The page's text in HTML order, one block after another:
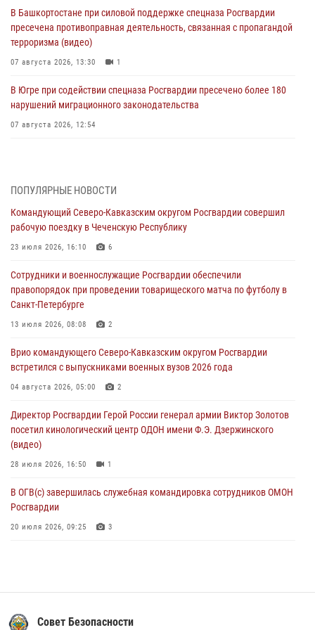
В Башкортостане при силовой поддержке спецназа Росгвардии
пресечена противоправная деятельность, связанная с пропагандой
терроризма (видео)
07 августа 2026, 13:30 1
В Югре при содействии спецназа Росгвардии пресечено более 180
нарушений миграционного законодательства
07 августа 2026, 12:54
Росгвардии (видео)
07 августа 2026, 12:20
ветераны военной контрразведки почтили память Николая
Кузнецова
07 августа 2026, 12:00
выпуска «Легенды армии с Александром Маршалом»
07 августа 2026, 12:00
Смольного собора в Санкт-Петербурге (видео)
3 1
ПОПУЛЯРНЫЕ НОВОСТИ
Командующий Северо-Кавказским округом Росгвардии совершил
рабочую поездку в Чеченскую Республику
23 июля 2026, 16:10 6
Сотрудники и военнослужащие Росгвардии обеспечили
правопорядок при проведении товарищеского матча по футболу в
Санкт-Петербурге
13 июля 2026, 08:08 2
Врио командующего Северо-Кавказским округом Росгвардии
встретился с выпускниками военных вузов 2026 года
04 августа 2026, 05:00 2
Директор Росгвардии Герой России генерал армии Виктор Золотов
посетил кинологический центр ОДОН имени Ф.Э. Дзержинского
(видео)
28 июля 2026, 16:50 1
В ОГВ(с) завершилась служебная командировка сотрудников ОМОН
Росгвардии
20 июля 2026, 09:25 3
Совет Безопасности